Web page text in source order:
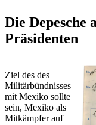
Die Depesche
Präsidenten
Ziel des des
Militärbündnisses
mit Mexiko sollte
sein, Mexiko als
Mitkämpfer auf